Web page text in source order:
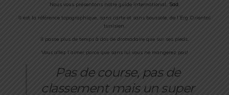
Nous vous présentons notre guide international, Sad.
Il est la référence topographique, sans carte et sans boussole, de l’Erg Oriental
tunisien.
Il passe plus de temps à dos de dromadaire que sur ses pieds.
Vous allez l’aimer parce que sans lui vous ne mangerez pas!
Pas de course, pas de
classement mais un super